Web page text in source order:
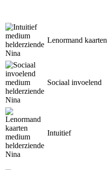
Lenormand kaarten
Sociaal invoelend
Intuitief